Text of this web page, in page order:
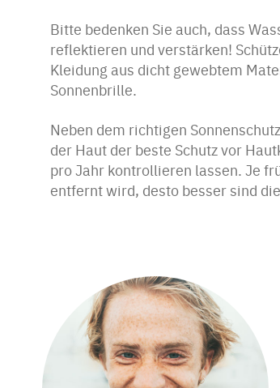
Bitte bedenken Sie auch, dass
reflektieren und verstärken!
Kleidung aus dicht gewebtem
Sonnenbrille.
Neben dem richtigen
der Haut der beste Schutz vor
pro Jahr kontrollieren lassen. Je
entfernt wird, desto besser sind